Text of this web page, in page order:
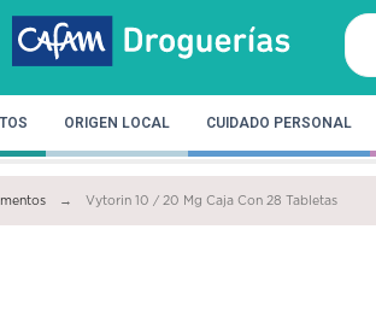
ORIGEN LOCAL CUIDADO PERSONAL
Vytorin 10 / 20 Mg Caja Con 28 Tabletas